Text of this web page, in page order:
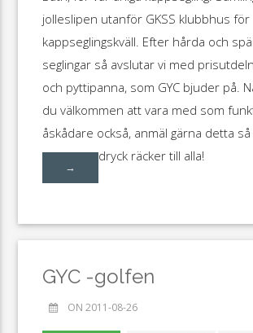
jolleslipen utanför GKSS klubbhus
kappseglingskväll. Efter hårda och
seglingar så avslutar vi med
och pyttipanna, som GYC bjuder på.
du välkommen att vara med som
åskådare också, anmäl gärna detta
dryck räcker till alla!
→
GYC -golfen
ON 2011-08-26